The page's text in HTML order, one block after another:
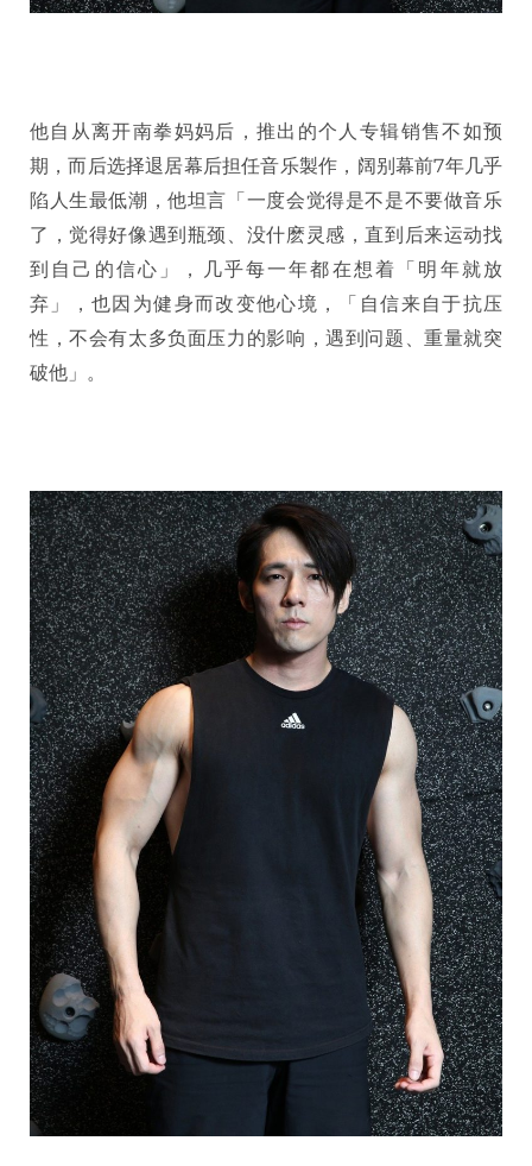
他自从离开南拳妈妈后，推出的个人专辑销售不如预
期，而后选择退居幕后担任音乐製作，阔别幕前7年几乎
陷人生最低潮，他坦言「一度会觉得是不是不要做音乐
了，觉得好像遇到瓶颈、没什麽灵感，直到后来运动找
到自己的信心」，几乎每一年都在想着「明年就放
弃」，也因为健身而改变他心境，「自信来自于抗压
性，不会有太多负面压力的影响，遇到问题、重量就突
破他」。